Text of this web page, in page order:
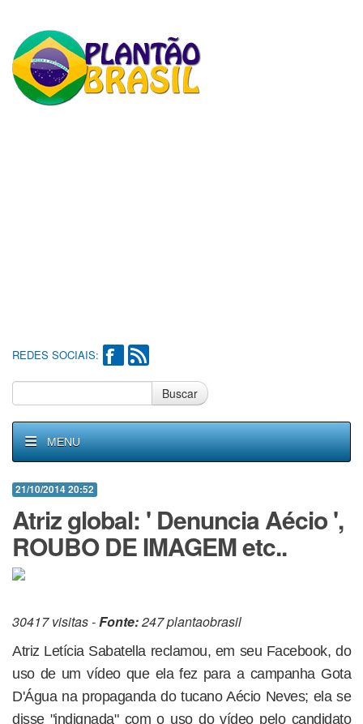
REDES SOCIAIS:
Buscar
MENU
21/10/2014 20:52
Atriz global: ' Denuncia Aécio ',
ROUBO DE IMAGEM etc..
30417 visitas -Fonte:247 plantaobrasil
Atriz Letícia Sabatella reclamou, em seu Facebook, do
uso de um vídeo que ela fez para a campanha Gota
D'Água na propaganda do tucano Aécio Neves; ela se
disse "indignada" com o uso do vídeo pelo candidato